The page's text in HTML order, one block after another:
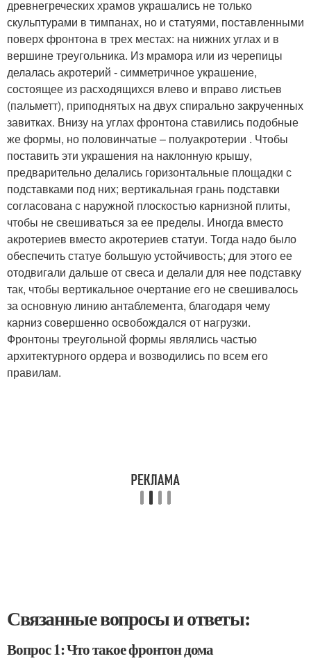
древнегреческих храмов украшались не только
скульптурами в тимпанах, но и статуями, поставленными
поверх фронтона в трех местах: на нижних углах и в
вершине треугольника. Из мрамора или из черепицы
делалась акротерий - симметричное украшение,
состоящее из расходящихся влево и вправо листьев
(пальметт), приподнятых на двух спирально закрученных
завитках. Внизу на углах фронтона ставились подобные
же формы, но половинчатые – полуакротерии . Чтобы
поставить эти украшения на наклонную крышу,
предварительно делались горизонтальные площадки с
подставками под них; вертикальная грань подставки
согласована с наружной плоскостью карнизной плиты,
чтобы не свешиваться за ее пределы. Иногда вместо
акротериев вместо акротериев статуи. Тогда надо было
обеспечить статуе большую устойчивость; для этого ее
отодвигали дальше от свеса и делали для нее подставку
так, чтобы вертикальное очертание его не свешивалось
за основную линию антаблемента, благодаря чему
карниз совершенно освобождался от нагрузки.
Фронтоны треугольной формы являлись частью
архитектурного ордера и возводились по всем его
правилам.
Связанные вопросы и ответы:
Вопрос 1: Что такое фронтон дома